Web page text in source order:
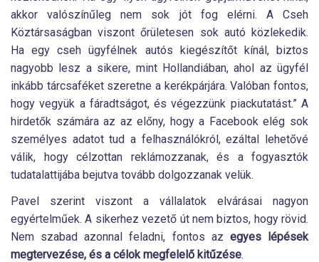
akkor valószínűleg nem sok jót fog elérni. A Cseh
Köztársaságban viszont őrületesen sok autó közlekedik.
Ha egy cseh ügyfélnek autós kiegészítőt kínál, biztos
nagyobb lesz a sikere, mint Hollandiában, ahol az ügyfél
inkább tárcsaféket szeretne a kerékpárjára. Valóban fontos,
hogy vegyük a fáradtságot, és végezzünk piackutatást.” A
hirdetők számára az az előny, hogy a Facebook elég sok
személyes adatot tud a felhasználókról, ezáltal lehetővé
válik, hogy célzottan reklámozzanak, és a fogyasztók
tudatalattijába bejutva tovább dolgozzanak velük.
Pavel szerint viszont a vállalatok elvárásai nagyon
egyértelműek. A sikerhez vezető út nem biztos, hogy rövid.
Nem szabad azonnal feladni, fontos az egyes lépések
megtervezése, és a célok megfelelő kitűzése.